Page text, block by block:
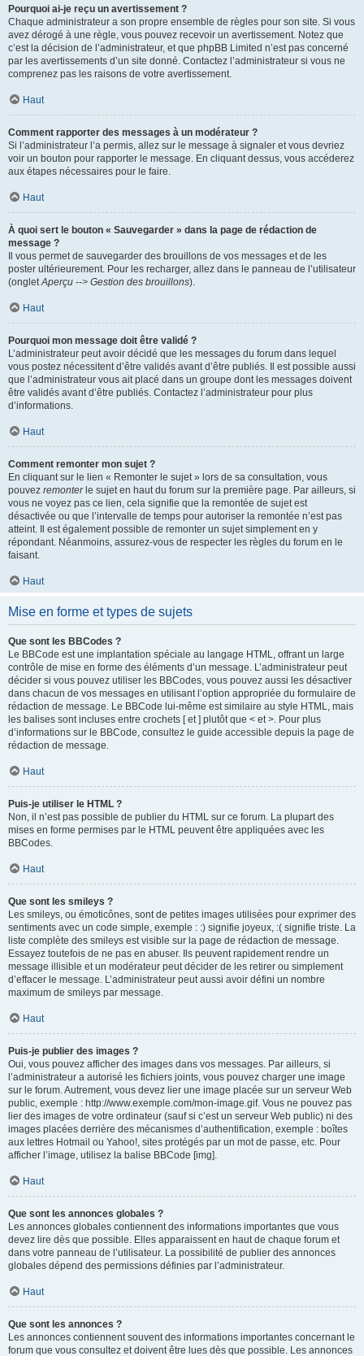
Pourquoi ai-je reçu un avertissement ?
Chaque administrateur a son propre ensemble de règles pour son site. Si vous
avez dérogé à une règle, vous pouvez recevoir un avertissement. Notez que
c’est la décision de l’administrateur, et que phpBB Limited n’est pas concerné
par les avertissements d’un site donné. Contactez l’administrateur si vous ne
comprenez pas les raisons de votre avertissement.
Haut
Comment rapporter des messages à un modérateur ?
Si l’administrateur l’a permis, allez sur le message à signaler et vous devriez
voir un bouton pour rapporter le message. En cliquant dessus, vous accéderez
aux étapes nécessaires pour le faire.
Haut
À quoi sert le bouton « Sauvegarder » dans la page de rédaction de
message ?
Il vous permet de sauvegarder des brouillons de vos messages et de les
poster ultérieurement. Pour les recharger, allez dans le panneau de l’utilisateur
(ongletAperçu --> Gestion des brouillons).
Haut
Pourquoi mon message doit être validé ?
L’administrateur peut avoir décidé que les messages du forum dans lequel
vous postez nécessitent d’être validés avant d’être publiés. Il est possible aussi
que l’administrateur vous ait placé dans un groupe dont les messages doivent
être validés avant d’être publiés. Contactez l’administrateur pour plus
d’informations.
Haut
Comment remonter mon sujet ?
En cliquant sur le lien « Remonter le sujet » lors de sa consultation, vous
pouvez remonterle sujet en haut du forum sur la première page. Par ailleurs, si
vous ne voyez pas ce lien, cela signifie que la remontée de sujet est
désactivée ou que l’intervalle de temps pour autoriser la remontée n’est pas
atteint. Il est également possible de remonter un sujet simplement en y
répondant. Néanmoins, assurez-vous de respecter les règles du forum en le
faisant.
Haut
Mise en forme et types de sujets
Que sont les BBCodes ?
Le BBCode est une implantation spéciale au langage HTML, offrant un large
contrôle de mise en forme des éléments d’un message. L’administrateur peut
décider si vous pouvez utiliser les BBCodes, vous pouvez aussi les désactiver
dans chacun de vos messages en utilisant l’option appropriée du formulaire de
rédaction de message. Le BBCode lui-même est similaire au style HTML, mais
les balises sont incluses entre crochets [ et ] plutôt que < et >. Pour plus
d’informations sur le BBCode, consultez le guide accessible depuis la page de
rédaction de message.
Haut
Puis-je utiliser le HTML ?
Non, il n’est pas possible de publier du HTML sur ce forum. La plupart des
mises en forme permises par le HTML peuvent être appliquées avec les
BBCodes.
Haut
Que sont les smileys ?
Les smileys, ou émoticônes, sont de petites images utilisées pour exprimer des
sentiments avec un code simple, exemple : :) signifie joyeux, :( signifie triste. La
liste complète des smileys est visible sur la page de rédaction de message.
Essayez toutefois de ne pas en abuser. Ils peuvent rapidement rendre un
message illisible et un modérateur peut décider de les retirer ou simplement
d’effacer le message. L’administrateur peut aussi avoir défini un nombre
maximum de smileys par message.
Haut
Puis-je publier des images ?
Oui, vous pouvez afficher des images dans vos messages. Par ailleurs, si
l’administrateur a autorisé les fichiers joints, vous pouvez charger une image
sur le forum. Autrement, vous devez lier une image placée sur un serveur Web
public, exemple : http://www.exemple.com/mon-image.gif. Vous ne pouvez pas
lier des images de votre ordinateur (sauf si c’est un serveur Web public) ni des
images placées derrière des mécanismes d’authentification, exemple : boîtes
aux lettres Hotmail ou Yahoo!, sites protégés par un mot de passe, etc. Pour
afficher l’image, utilisez la balise BBCode [img].
Haut
Que sont les annonces globales ?
Les annonces globales contiennent des informations importantes que vous
devez lire dès que possible. Elles apparaissent en haut de chaque forum et
dans votre panneau de l’utilisateur. La possibilité de publier des annonces
globales dépend des permissions définies par l’administrateur.
Haut
Que sont les annonces ?
Les annonces contiennent souvent des informations importantes concernant le
forum que vous consultez et doivent être lues dès que possible. Les annonces